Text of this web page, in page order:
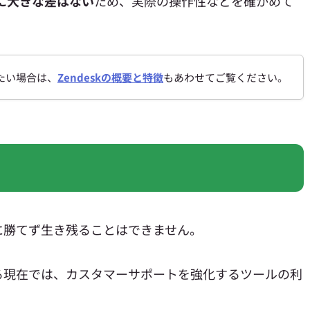
場合は、 Zendeskの概要と特徴もあわせてご覧ください。
てず生き残ることはできません。
在では、カスタマーサポートを強化するツールの利